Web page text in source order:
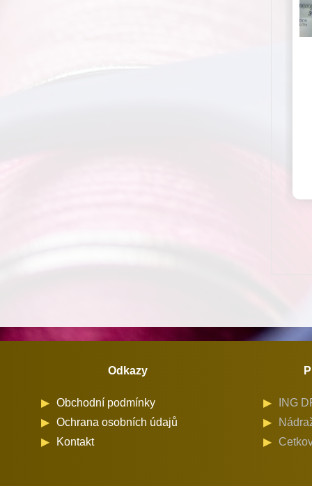
Odkazy
Obchodní podmínky
Ochrana osobních údajů
Kontakt
ING